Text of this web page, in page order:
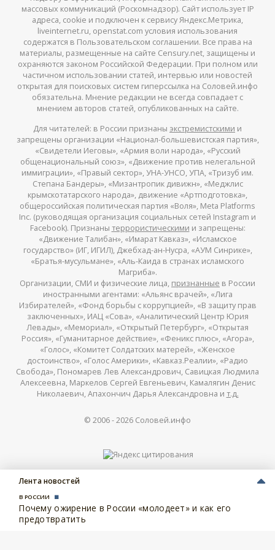
Лента новостей
В РОССИИ
Почему ожирение в России «молодеет» и как его
предотвратить
массовых коммуникаций (Роскомнадзор). Сайт использует IP
адреса, cookie и подключен к сервису Яндекс.Метрика,
liveinternet.ru, openstat.com условия использования
содержатся в Пользовательском соглашении. Все права на
материалы, размещенные на сайте Censury.net, защищены и
охраняются законом Российской Федерации. При полном или
частичном использовании статей, интервью или новостей
открытая для поисковых систем гиперссылка на Соловей.инфо
обязательна. Мнение редакции не всегда совпадает с
мнением авторов статей, опубликованных на сайте.
Для читателей: в России признаны экстремистскими и
запрещены организации «Национал-большевистская партия»,
«Свидетели Иеговы», «Армия воли народа», «Русский
общенациональный союз», «Движение против нелегальной
иммиграции», «Правый сектор», УНА-УНСО, УПА, «Тризуб им.
Степана Бандеры», «Мизантропик дивижн», «Меджлис
крымскотатарского народа», движение «Артподготовка»,
общероссийская политическая партия «Воля», Meta Platforms
Inc. (руководящая организация социальных сетей Instagram и
Facebook). Признаны террористическими и запрещены:
«Движение Талибан», «Имарат Кавказ», «Исламское
государство» (ИГ, ИГИЛ), Джебхад-ан-Нусра, «АУМ Синрике»,
«Братья-мусульмане», «Аль-Каида в странах исламского
Магриба».
Организации, СМИ и физические лица, признанные в России
иностранными агентами: «Альянс врачей», «Лига
Избирателей», «Фонд борьбы с коррупцией», «В защиту прав
заключенных», ИАЦ «Сова», «Аналитический Центр Юрия
Левады», «Мемориал», «Открытый Петербург», «Открытая
Россия», «Гуманитарное действие», «Феникс плюс», «Агора»,
«Голос», «Комитет Солдатских матерей», «Женское
достоинство», «Голос Америки», «Кавказ.Реалии», «Радио
Свобода», Пономарев Лев Александрович, Савицкая Людмила
Алексеевна, Маркелов Сергей Евгеньевич, Камалягин Денис
Николаевич, Апахончич Дарья Александровна и т.д.
© 2006 -2026 Соловей.инфо